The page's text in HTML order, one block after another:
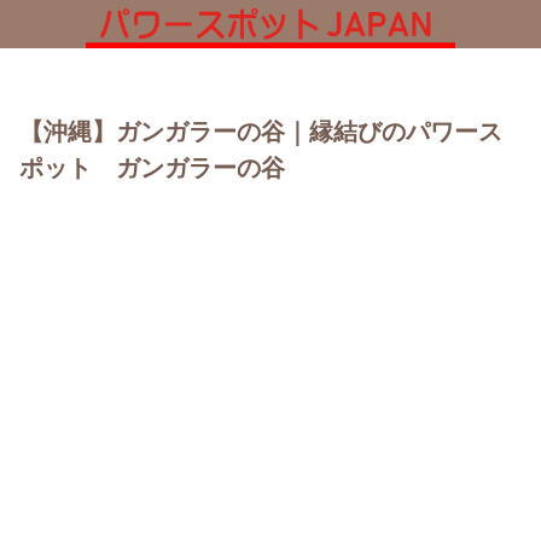
【沖縄】ガンガラーの谷｜縁結びのパワース
ポット ガンガラーの谷